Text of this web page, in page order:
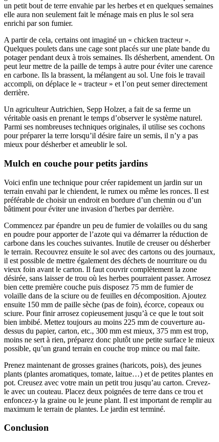
un petit bout de terre envahie par les herbes et en quelques semaines
elle aura non seulement fait le ménage mais en plus le sol sera
enrichi par son fumier.
A partir de cela, certains ont imaginé un « chicken tracteur ».
Quelques poulets dans une cage sont placés sur une plate bande du
potager pendant deux à trois semaines. Ils désherbent, amendent. On
peut leur mettre de la paille de temps à autre pour éviter une carence
en carbone. Ils la brassent, la mélangent au sol. Une fois le travail
accompli, on déplace le « tracteur » et l’on peut semer directement
derrière.
Un agriculteur Autrichien, Sepp Holzer, a fait de sa ferme un
véritable oasis en prenant le temps d’observer le système naturel.
Parmi ses nombreuses techniques originales, il utilise ses cochons
pour préparer la terre lorsqu’il désire faire un semis, il n’y a pas
mieux pour désherber et ameublir le sol.
Mulch en couche pour petits jardins
Voici enfin une technique pour créer rapidement un jardin sur un
terrain envahi par le chiendent, le rumex ou même les ronces. Il est
préférable de choisir un endroit en bordure d’un chemin ou d’un
bâtiment pour éviter une invasion d’herbes par derrière.
Commencez par épandre un peu de fumier de volailles ou du sang
en poudre pour apporter de l’azote qui va démarrer la réduction de
carbone dans les couches suivantes. Inutile de creuser ou désherber
le terrain. Recouvrez ensuite le sol avec des cartons ou des journaux,
il est possible de mettre également des déchets de nourriture ou du
vieux foin avant le carton. Il faut couvrir complètement la zone
désirée, sans laisser de trou où les herbes pourraient passer. Arrosez
bien cette première couche puis disposez 75 mm de fumier de
volaille dans de la sciure ou de feuilles en décomposition. Ajoutez
ensuite 150 mm de paille sèche (pas de foin), écorce, copeaux ou
sciure. Pour finir arrosez copieusement jusqu’à ce que le tout soit
bien imbibé. Mettez toujours au moins 225 mm de couverture au-
dessus du papier, carton, etc., 300 mm est mieux, 375 mm est trop,
moins ne sert à rien, préparez donc plutôt une petite surface le mieux
possible, qu’un grand terrain en couche trop mince ou mal faite.
Prenez maintenant de grosses graines (haricots, pois), des jeunes
plants (plantes aromatiques, tomate, laitue…) et de petites plantes en
pot. Creusez avec votre main un petit trou jusqu’au carton. Crevez-
le avec un couteau. Placez deux poignées de terre dans ce trou et
enfoncez-y la graine ou le jeune plant. Il est important de remplir au
maximum le terrain de plantes. Le jardin est terminé.
Conclusion